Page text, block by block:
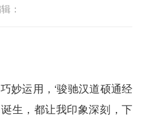
：
运用，‘骏驰汉道硕通经
生，都让我印象深刻，下